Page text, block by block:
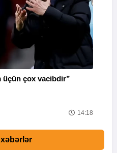
üçün çox vacibdir”
14:18